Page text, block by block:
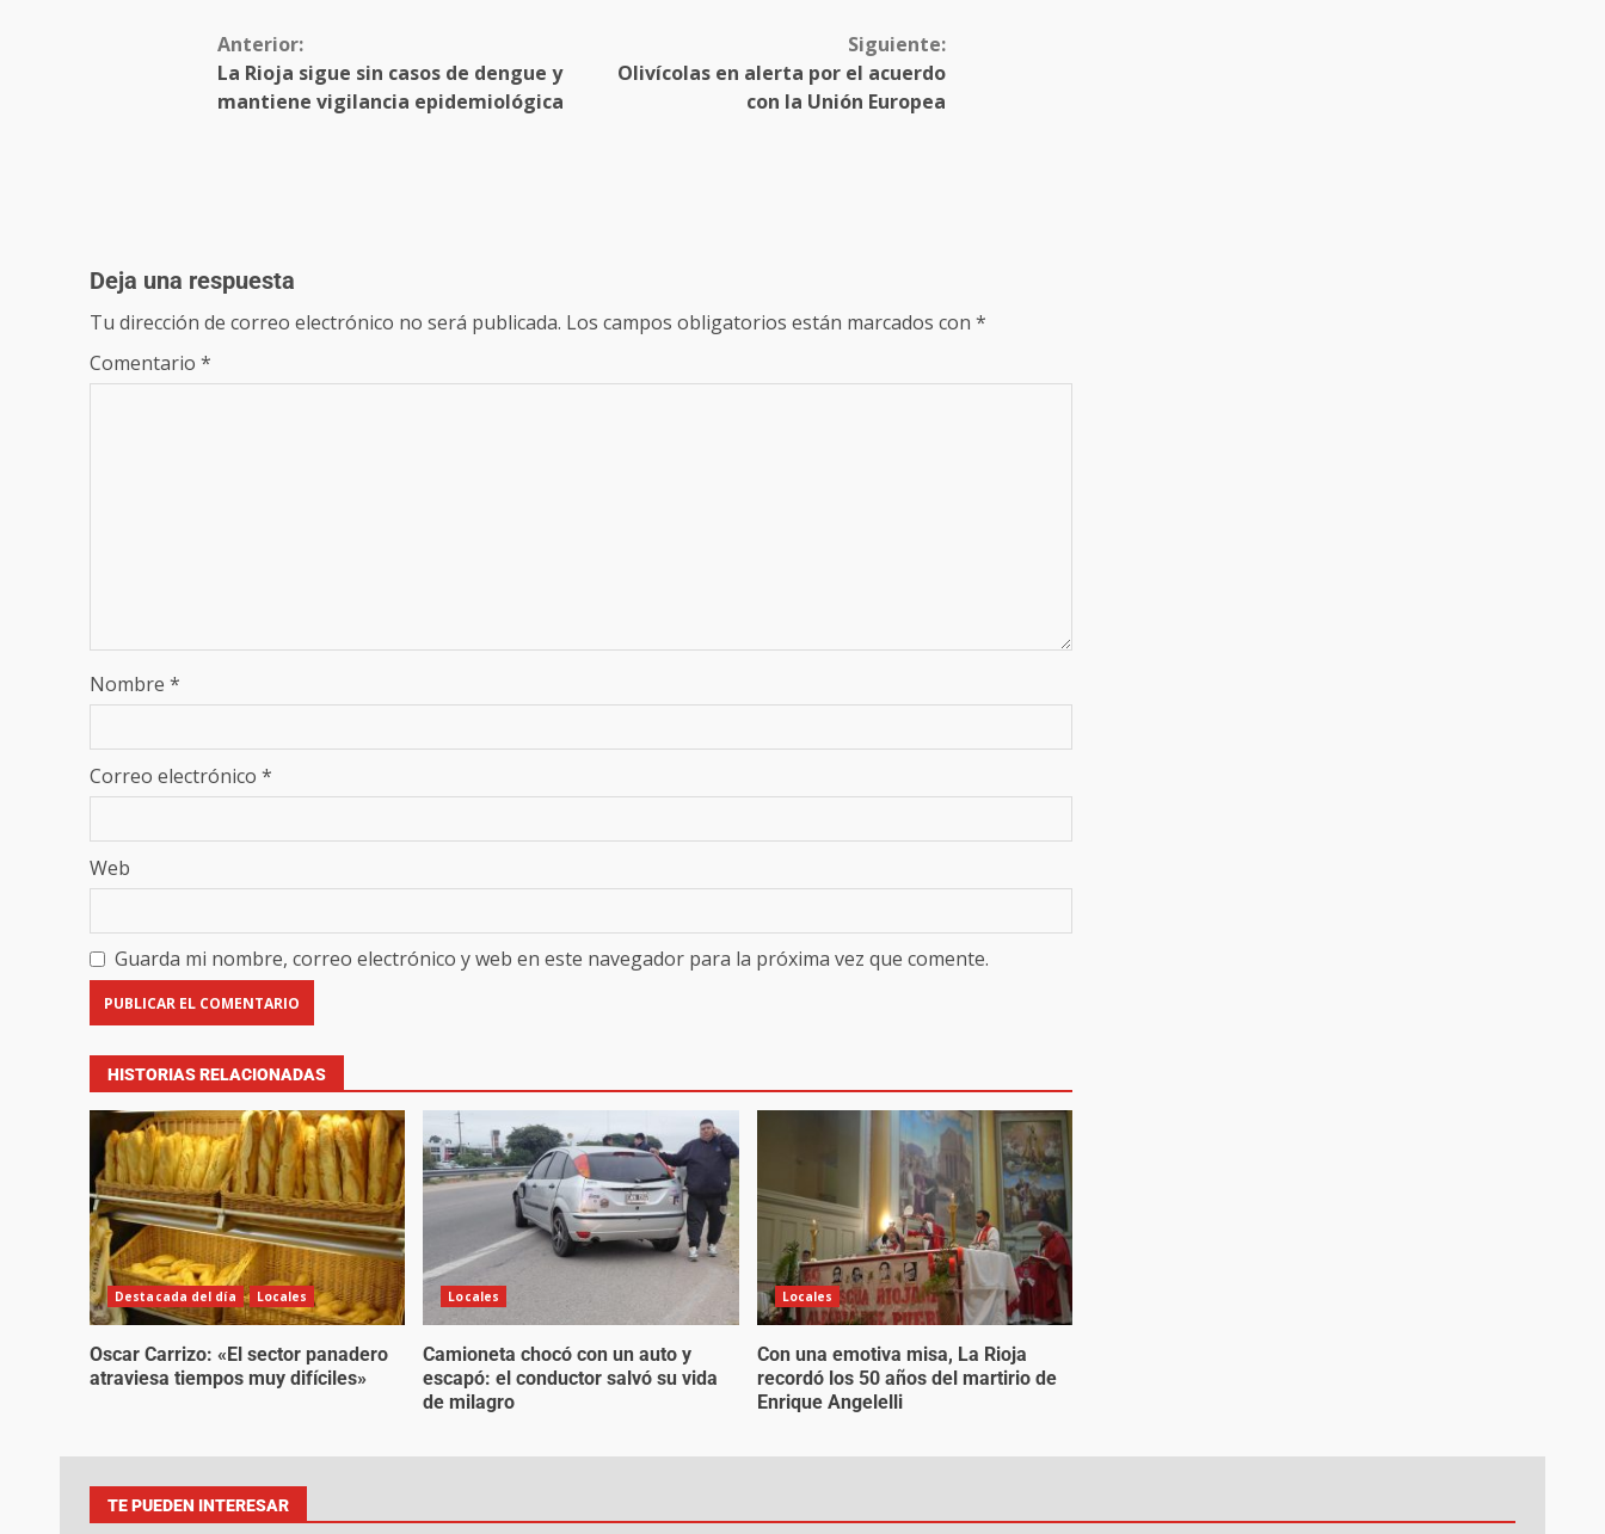
Anterior:
La Rioja sigue sin casos de dengue y
mantiene vigilancia epidemiológica
Siguiente:
Olivícolas en alerta por el acuerdo
con la Unión Europea
Deja una respuesta
Tu dirección de correo electrónico no será publicada. Los campos obligatorios están marcados con *
Comentario *
Nombre *
Correo electrónico *
Web
Guarda mi nombre, correo electrónico y web en este navegador para la próxima vez que comente.
HISTORIAS RELACIONADAS
Destacada del día Locales
Oscar Carrizo: «El sector panadero
atraviesa tiempos muy difíciles»
Locales
Camioneta chocó con un auto y
escapó: el conductor salvó su vida
de milagro
Locales
Con una emotiva misa, La Rioja
recordó los 50 años del martirio de
Enrique Angelelli
TE PUEDEN INTERESAR